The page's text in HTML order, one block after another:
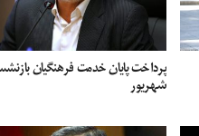
پرداخت پایان خدمت فرهنگیان
شهریور